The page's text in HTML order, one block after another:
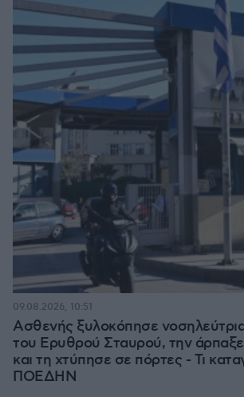
Ασθενής ξυλοκόπησε
του Ερυθρού Σταυρού, την
και τη χτύπησε σε πόρτες - Τι
ΠΟΕΔΗΝ
09.08.2026, 10:51